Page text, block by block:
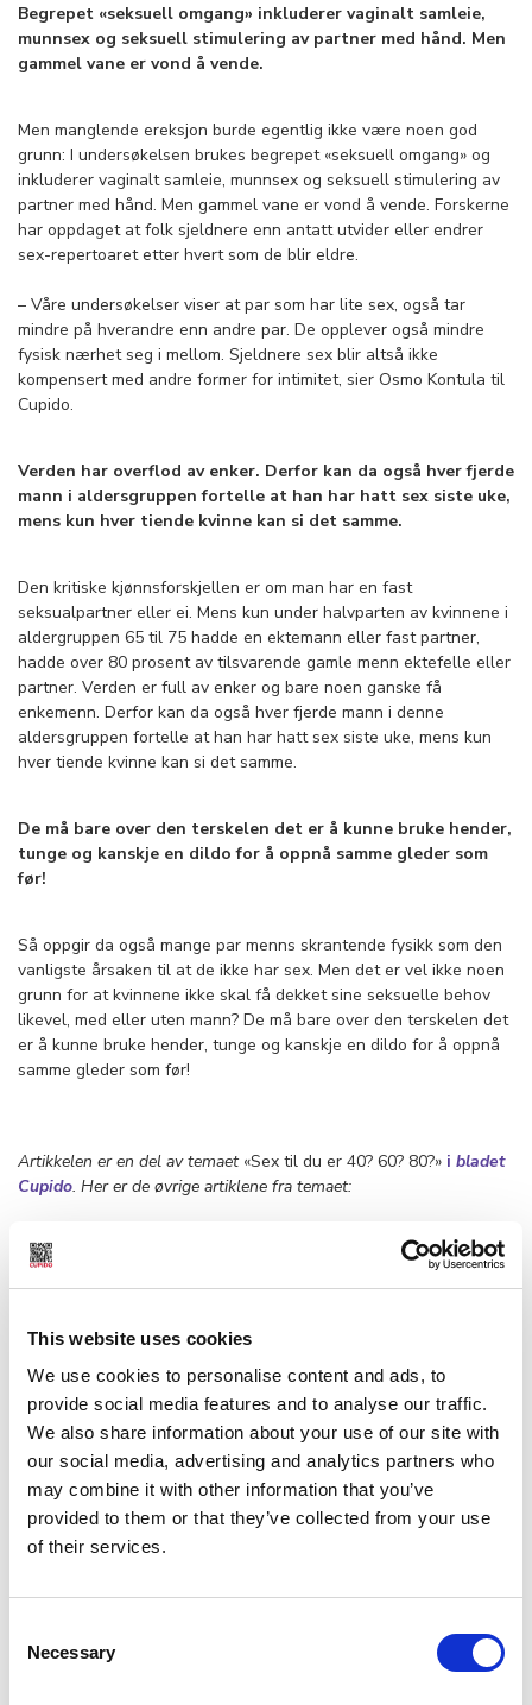
This website uses cookies
We use cookies to personalise content and ads, to
provide social media features and to analyse our traffic.
We also share information about your use of our site with
our social media, advertising and analytics partners who
may combine it with other information that you’ve
provided to them or that they’ve collected from your use
of their services.
Selection
Necessary
Begrepet «seksuell omgang» inkluderer vaginalt samleie,
munnsex og seksuell stimulering av partner med hånd. Men
gammel vane er vond å vende.
Men manglende ereksjon burde egentlig ikke være noen god
grunn: I undersøkelsen brukes begrepet «seksuell omgang» og
inkluderer vaginalt samleie, munnsex og seksuell stimulering av
partner med hånd. Men gammel vane er vond å vende. Forskerne
har oppdaget at folk sjeldnere enn antatt utvider eller endrer
sex-repertoaret etter hvert som de blir eldre.
– Våre undersøkelser viser at par som har lite sex, også tar
mindre på hverandre enn andre par. De opplever også mindre
fysisk nærhet seg i mellom. Sjeldnere sex blir altså ikke
kompensert med andre former for intimitet, sier Osmo Kontula til
Cupido.
Verden har overflod av enker. Derfor kan da også hver fjerde
mann i aldersgruppen fortelle at han har hatt sex siste uke,
mens kun hver tiende kvinne kan si det samme.
Den kritiske kjønnsforskjellen er om man har en fast
seksualpartner eller ei. Mens kun under halvparten av kvinnene i
aldergruppen 65 til 75 hadde en ektemann eller fast partner,
hadde over 80 prosent av tilsvarende gamle menn ektefelle eller
partner. Verden er full av enker og bare noen ganske få
enkemenn. Derfor kan da også hver fjerde mann i denne
aldersgruppen fortelle at han har hatt sex siste uke, mens kun
hver tiende kvinne kan si det samme.
De må bare over den terskelen det er å kunne bruke hender,
tunge og kanskje en dildo for å oppnå samme gleder som
før!
Så oppgir da også mange par menns skrantende fysikk som den
vanligste årsaken til at de ikke har sex. Men det er vel ikke noen
grunn for at kvinnene ikke skal få dekket sine seksuelle behov
likevel, med eller uten mann? De må bare over den terskelen det
er å kunne bruke hender, tunge og kanskje en dildo for å oppnå
samme gleder som før!
Artikkelen er en del av temaet«Sex til du er 40? 60? 80?» i bladet
Cupido. Her er de øvrige artiklene fra temaet:
porno og litt alkohol
kvinner og menn. Og det kan hjelpe med litt
stimuli, hevder finske eksperter.
Tid for sex-glade 68-ere
Mens dagens yrkesaktive, foreldre og
studenter er i tidsklemma, er det spreke
pensjonister som har mest tid til sex.
Slik tennes moden kvinne
det være vanskelig å få den til å flamme
opp igjen. Men evnen til opphisselse og